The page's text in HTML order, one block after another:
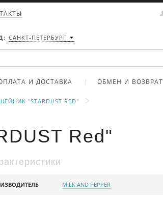
САНКТ-ПЕТЕРБУРГ
И ДОСТАВКА ОБМЕН И ВОЗВРАТ
"STARDUST RED"
Red"
MILK AND PEPPER